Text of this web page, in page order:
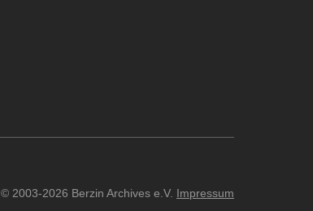
© 2003-2026 Berzin Archives e.V. Impressum